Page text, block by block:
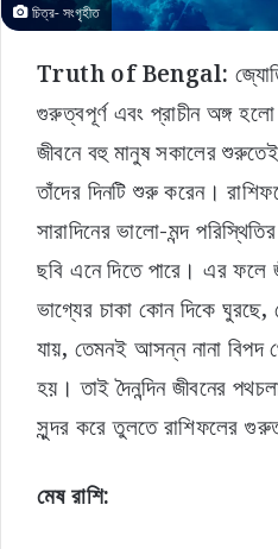
চিত্র- সংগৃহীত
Truth of Bengal:
গুরুত্বপূর্ণ এবং প্রাচীন অঙ্গ
জীবনে বহু মানুষ সকালের
তাঁদের দিনটি শুরু করেন।
সারাদিনের ভালো-মন্দ
ছবি এনে দিতে পারে। এর ফলে
ভাগ্যের চাকা কোন দিকে
যায়, তেমনই আসন্ন নানা বিপদ
হয়। তাই দৈনন্দিন জীবনের
সুন্দর করে তুলতে রাশিফলের
মেষ রাশি: